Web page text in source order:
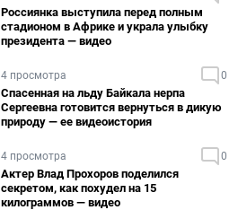
Россиянка выступила перед полным
стадионом в Африке и украла улыбку
президента — видео
4 просмотра 0
Спасенная на льду Байкала нерпа
Сергеевна готовится вернуться в дикую
природу — ее видеоистория
4 просмотра 0
Актер Влад Прохоров поделился
секретом, как похудел на 15
килограммов — видео